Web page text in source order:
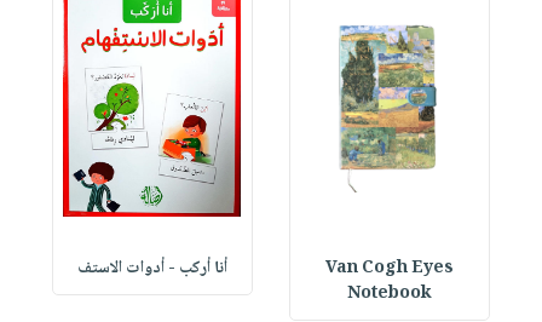
Van Cogh Eyes
Notebook
أنا أركب - أدوات الاستف